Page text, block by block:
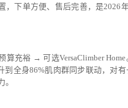
，下单方便、售后完善，是2026
充裕 → 可选VersaClimber Home
到全身86%肌肉群同步联动，对有